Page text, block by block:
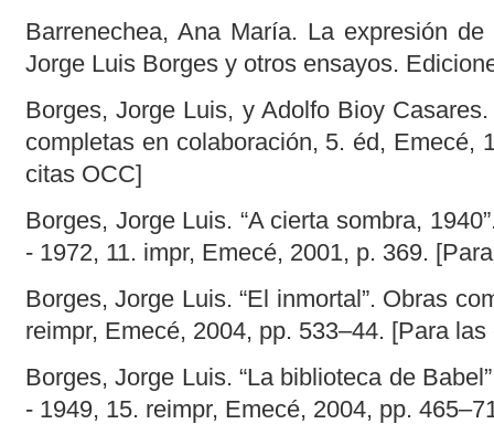
Barrenechea, Ana María. La expresión
Jorge Luis Borges y otros ensayos.
Borges, Jorge Luis, y Adolfo Bioy
completas en colaboración, 5. éd, Emecé,
citas OCC]
Borges, Jorge Luis. “A cierta sombra,
- 1972, 11. impr, Emecé, 2001, p. 369.
Borges, Jorge Luis. “El inmortal”. Obras
reimpr, Emecé, 2004, pp. 533–44. [Para
Borges, Jorge Luis. “La biblioteca de
- 1949, 15. reimpr, Emecé, 2004, pp.